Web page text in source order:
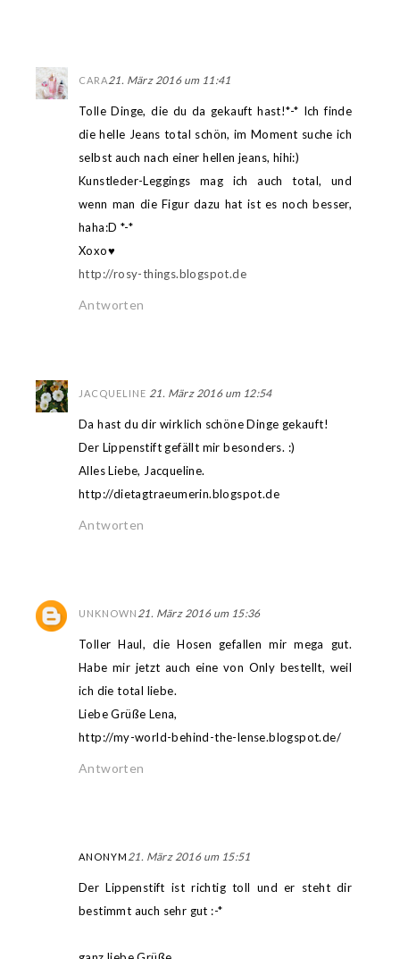
CARA21. März 2016 um 11:41
Tolle Dinge, die du da gekauft hast!*-* Ich finde
die helle Jeans total schön, im Moment suche ich
selbst auch nach einer hellen jeans, hihi:)
Kunstleder-Leggings mag ich auch total, und
wenn man die Figur dazu hat ist es noch besser,
haha:D *-*
Xoxo♥
http://rosy-things.blogspot.de
Antworten
JACQUELINE 21. März 2016 um 12:54
Da hast du dir wirklich schöne Dinge gekauft!
Der Lippenstift gefällt mir besonders. :)
Alles Liebe, Jacqueline.
http://dietagtraeumerin.blogspot.de
Antworten
UNKNOWN 21. März 2016 um 15:36
Toller Haul, die Hosen gefallen mir mega gut.
Habe mir jetzt auch eine von Only bestellt, weil
ich die total liebe.
Liebe Grüße Lena,
http://my-world-behind-the-lense.blogspot.de/
Antworten
ANONYM 21. März 2016 um 15:51
Der Lippenstift ist richtig toll und er steht dir
bestimmt auch sehr gut :-*